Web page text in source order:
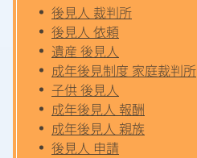
後見人 裁判所
後見人 依頼
遺産 後見人
成年後見制度 家庭裁判所
子供 後見人
成年後見人 報酬
成年後見人 親族
後見人 申請